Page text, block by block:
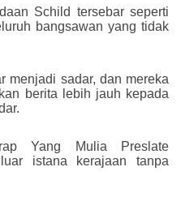
Schild tersebar seperti
bangsawan yang tidak
menjadi sadar, dan mereka
berita lebih jauh kepada
Yang Mulia Preslate
istana kerajaan tanpa